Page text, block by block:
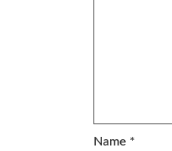
Name *